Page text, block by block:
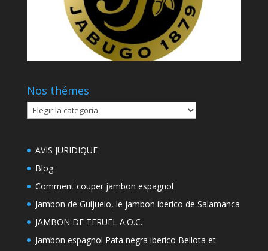
Nos thémes
Nos
thémes
AVIS JURIDIQUE
Blog
Comment couper jambon espagnol
Jambon de Guijuelo, le jambon iberico de Salamanca
JAMBON DE TERUEL A.O.C.
Jambon espagnol Pata negra iberico Bellota et